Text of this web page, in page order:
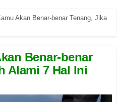
Akan Benar-benar Tenang, Jika
Benar-benar
Alami 7 Hal Ini